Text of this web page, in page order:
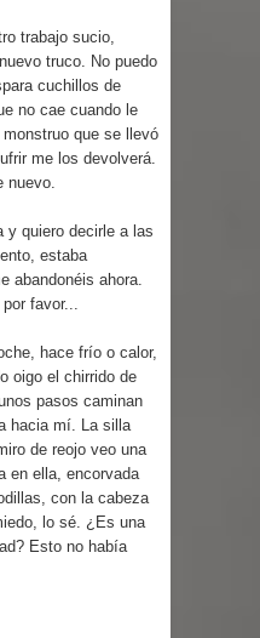
trabajo sucio,
truco. No puedo
cuchillos de
no cae cuando le
que se llevó
me los devolverá.
nuevo.
y quiero decirle a las
estaba
abandonéis ahora.
favor...
hace frío o calor,
oigo el chirrido de
pasos caminan
hacia mí. La silla
de reojo veo una
en ella, encorvada
con la cabeza
lo sé. ¿Es una
Esto no había